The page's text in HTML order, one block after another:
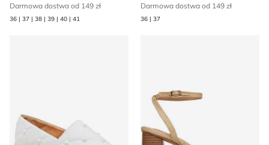
Darmowa dostwa od 149 zł
36 | 37 | 38 | 39 | 40 | 41
Darmowa dostwa od 149 zł
36 | 37